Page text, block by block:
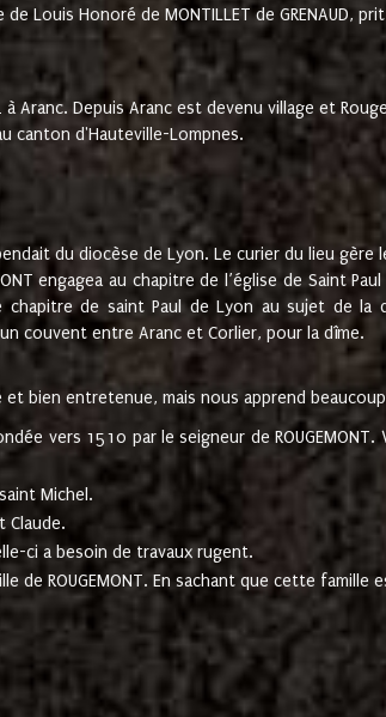
Louis Honoré de MONTILLET de GRENAUD,
Depuis Aranc est devenu village et
canton d'Hauteville-Lompnes.
du diocèse de Lyon. Le curier du lieu
engagea au chapitre de l’église de Saint
de saint Paul de Lyon au sujet de la
couvent entre Aranc et Corlier, pour la dîme.
bien entretenue, mais nous apprend
vers 1510 par le seigneur de ROUGEMONT.
Michel.
Claude.
ci a besoin de travaux rugent.
ROUGEMONT. En sachant que cette famille